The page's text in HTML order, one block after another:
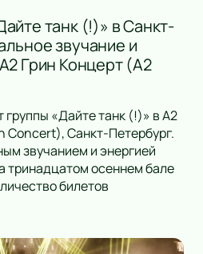
танк (!)» в Санкт-
звучание и
Грин Концерт (A2
группы «Дайте танк (!)» в А2
Concert), Санкт-Петербург.
звучанием и энергией
тринадцатом осеннем бале
билетов